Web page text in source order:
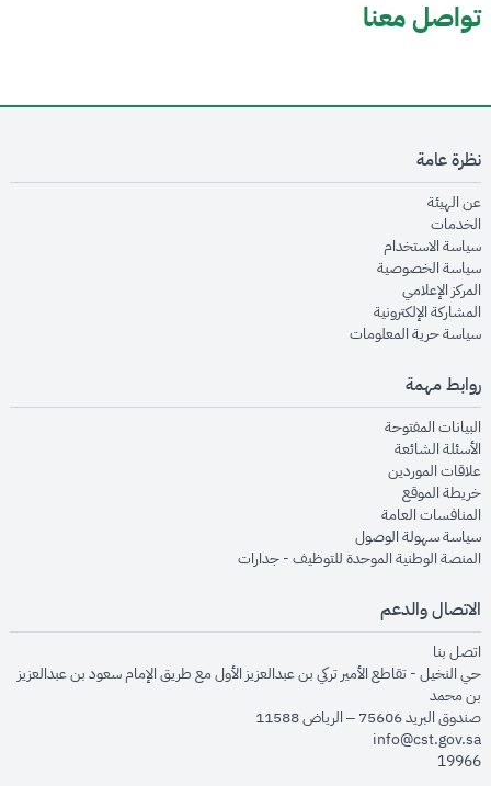
تواصل معنا
نظرة عامة
عن الهيئةopens in new window
الخدماتopens in new window
سياسة الاستخدام
سياسة الخصوصيةopens in new window
المركز الإعلاميopens in new window
المشاركة الإلكترونيةopens in new window
سياسة حرية المعلوماتopens in new window
روابط مهمة
البيانات المفتوحةopens in new window
الأسئلة الشائعةopens in new window
علاقات الموردينopens in new window
خريطة الموقعopens in new window
المنافسات العامةopens in new window
سياسة سهولة الوصولopens in new window
المنصة الوطنية الموحدة للتوظيف - جداراتopens in new window
الاتصال والدعم
اتصل بنا
حي النخيل - تقاطع الأمير تركي بن عبدالعزيز الأول مع طريق الإمام سعود بن عبدالعزيز
بن محمد
صندوق البريد 75606 – الرياض 11588
info@cst.gov.sa
19966